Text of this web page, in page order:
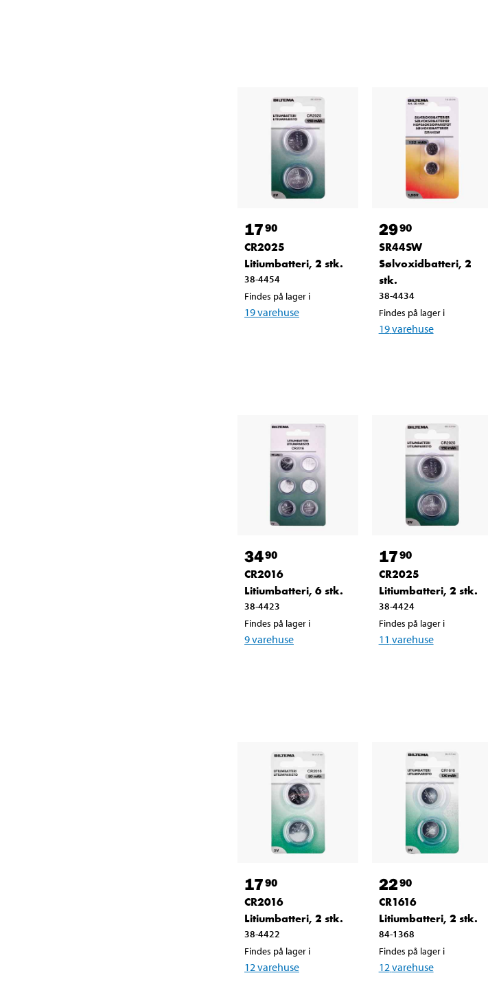
1790
CR2025
Litiumbatteri, 2 stk.
38-4454
Findes på lager i
19varehuse
2990
SR44SW
Sølvoxidbatteri, 2
stk.
38-4434
Findes på lager i
19varehuse
3490
CR2016
Litiumbatteri, 6 stk.
38-4423
Findes på lager i
9varehuse
1790
CR2025
Litiumbatteri, 2 stk.
38-4424
Findes på lager i
11 varehuse
1790
CR2016
Litiumbatteri, 2 stk.
38-4422
Findes på lager i
12 varehuse
2290
CR1616
Litiumbatteri, 2 stk.
84-1368
Findes på lager i
12 varehuse